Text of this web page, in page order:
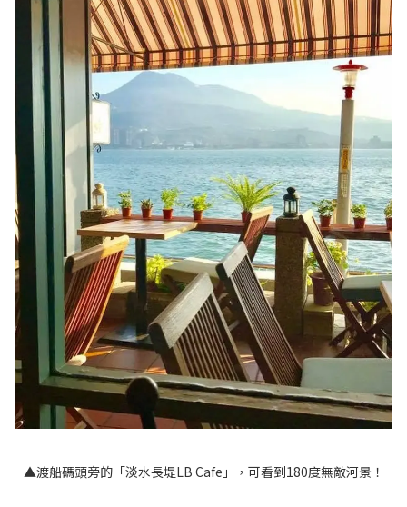
▲渡船碼頭旁的「淡水長堤LB Cafe」，可看到180度無敵河景！